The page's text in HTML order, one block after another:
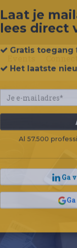
Laat je
Het laatste
Al 57.500
Ga